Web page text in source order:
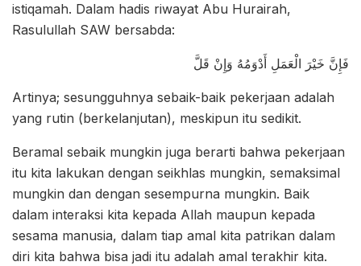
istiqamah. Dalam hadis riwayat Abu Hurairah,
Rasulullah SAW bersabda:
فَإِنَّ خَيْرَ الْعَمَلِ أَدْوَمُهُ وَإِنْ قَلَّ
Artinya; sesungguhnya sebaik-baik pekerjaan adalah
yang rutin (berkelanjutan), meskipun itu sedikit.
Beramal sebaik mungkin juga berarti bahwa pekerjaan
itu kita lakukan dengan seikhlas mungkin, semaksimal
mungkin dan dengan sesempurna mungkin. Baik
dalam interaksi kita kepada Allah maupun kepada
sesama manusia, dalam tiap amal kita patrikan dalam
diri kita bahwa bisa jadi itu adalah amal terakhir kita.